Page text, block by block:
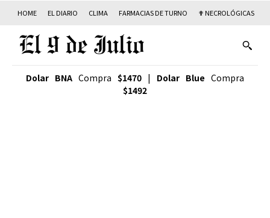
HOME EL DIARIO CLIMA FARMACIAS DE TURNO ✟ NECROLÓGICAS
Dolar BNA Compra $1470 | Dolar Blue Compra
$1492